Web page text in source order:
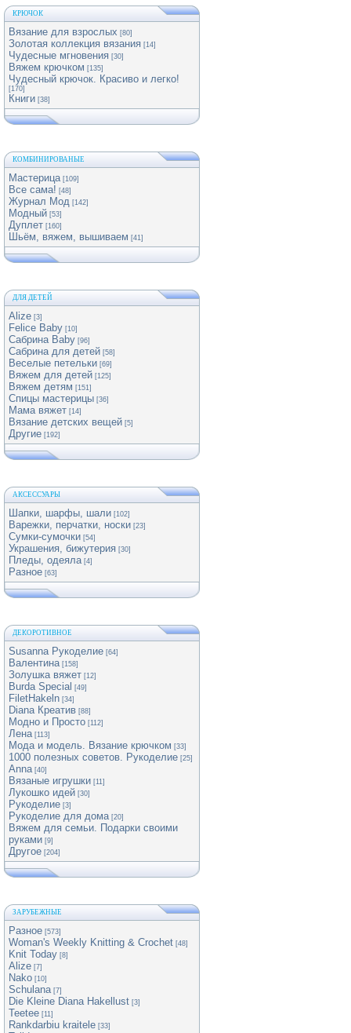
КРЮЧОК
Вязание для взрослых [80]
Золотая коллекция вязания [14]
Чудесные мгновения [30]
Вяжем крючком [135]
Чудесный крючок. Красиво и легко!
[170]
Книги [38]
КОМБИНИРОВАНЫЕ
Мастерица [109]
Все сама! [48]
Журнал Мод [142]
Модный [53]
Дуплет [160]
Шьём, вяжем, вышиваем [41]
ДЛЯ ДЕТЕЙ
Alize [3]
Felice Baby [10]
Сабрина Baby [96]
Сабрина для детей [58]
Веселые петельки [69]
Вяжем для детей [125]
Вяжем детям [151]
Спицы мастерицы [36]
Мама вяжет [14]
Вязание детских вещей [5]
Другие [192]
АКСЕССУАРЫ
Шапки, шарфы, шали [102]
Варежки, перчатки, носки [23]
Сумки-сумочки [54]
Украшения, бижутерия [30]
Пледы, одеяла [4]
Разное [63]
ДЕКОРОТИВНОЕ
Susanna Рукоделие [64]
Валентина [158]
Золушка вяжет [12]
Burda Special [49]
FiletHakeln [34]
Diana Креатив [88]
Модно и Просто [112]
Лена [113]
Мода и модель. Вязание крючком [33]
1000 полезных советов. Рукоделие [25]
Anna [40]
Вязаные игрушки [11]
Лукошко идей [30]
Рукоделие [3]
Рукоделие для дома [20]
Вяжем для семьи. Подарки своими
руками [9]
Другое [204]
ЗАРУБЕЖНЫЕ
Разное [573]
Woman's Weekly Knitting & Crochet [48]
Knit Today [8]
Alize [7]
Nako [10]
Schulana [7]
Die Kleine Diana Hakellust [3]
Teetee [11]
Rankdarbiu kraitele [33]